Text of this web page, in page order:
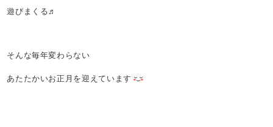
遊びまくる♬
そんな毎年変わらない
あたたかいお正月を迎えています